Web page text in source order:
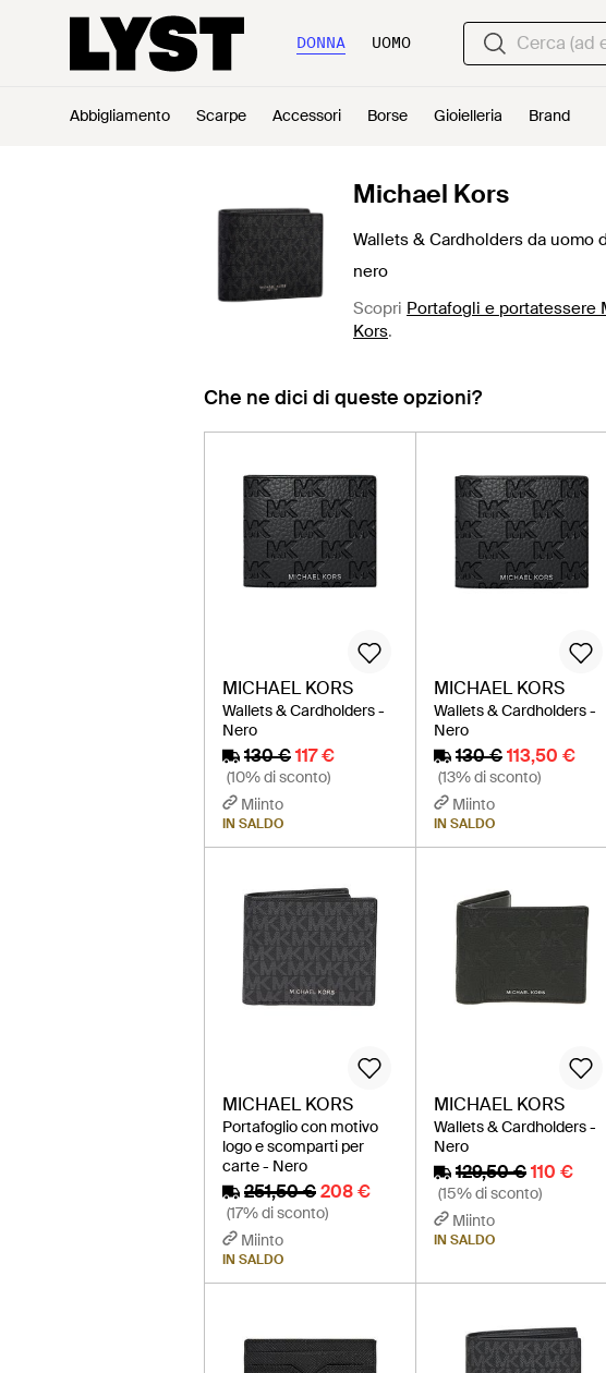
DONNA UOMO
Abbigliamento Scarpe Accessori Borse Gioielleria Brand
Michael Kors
Wallets & Cardholders da uomo
nero
Scopri Portafogli e portatessere
Kors.
Che ne dici di queste opzioni?
MICHAEL KORS
Wallets & Cardholders -
Nero
130 €117 €
(10% di sconto)
Miinto
IN SALDO
MICHAEL KORS
Wallets & Cardholders -
Nero
130 € 113,50 €
(13% di sconto)
Miinto
IN SALDO
MICHAEL KORS
Portafoglio con motivo
logo e scomparti per
carte - Nero
251,50 €208 €
(17% di sconto)
Miinto
IN SALDO
MICHAEL KORS
Wallets & Cardholders -
Nero
129,50 € 110 €
(15% di sconto)
Miinto
IN SALDO